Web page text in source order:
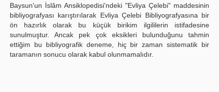
Baysun'un İslâm Ansiklopedisi'ndeki "Evliya Çelebi" maddesinin
bibliyografyası karıştırılarak Evliya Çelebi Bibliyografyasına bir
ön hazırlık olarak bu küçük birikim ilgililerin istifadesine
sunulmuştur. Ancak pek çok eksikleri bulunduğunu tahmin
ettiğim bu bibliyografik deneme, hiç bir zaman sistematik bir
taramanın sonucu olarak kabul olunmamalıdır.